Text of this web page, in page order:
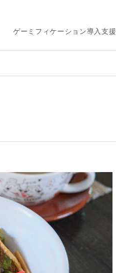
ゲーミフィケーション導入支援